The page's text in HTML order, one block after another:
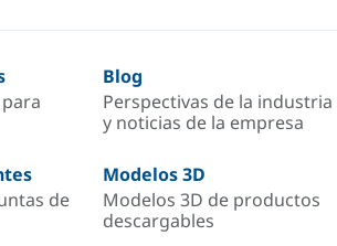
Blog
Perspectivas de la industria
y noticias de la empresa
de
Modelos 3D
Modelos 3D de productos
descargables